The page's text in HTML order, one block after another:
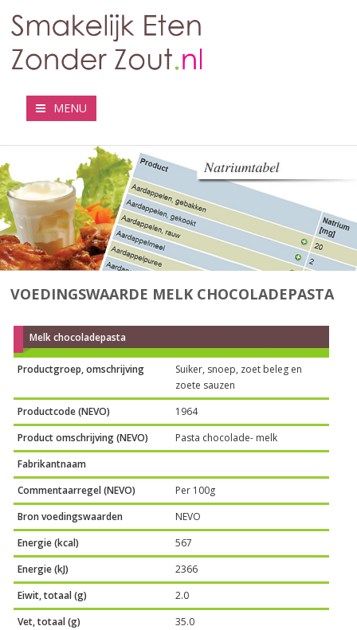
MENU
VOEDINGSWAARDE MELK CHOCOLADEPASTA
Melk chocoladepasta
Productgroep, omschrijving
Suiker, snoep, zoet beleg en
zoete sauzen
Productcode (NEVO)
1964
Product omschrijving (NEVO)
Pasta chocolade- melk
Fabrikantnaam
Commentaarregel (NEVO)
Per 100g
Bron voedingswaarden
NEVO
Energie (kcal)
567
Energie (kJ)
2366
Eiwit, totaal (g)
2.0
Vet, totaal (g)
35.0